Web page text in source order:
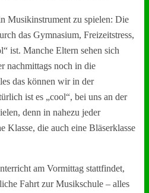
Musikinstrument zu spielen: Die
das Gymnasium, Freizeitstress,
ist. Manche Eltern sehen sich
nachmittags noch in die
das können wir in der
ist es „cool“, bei uns an der
denn in nahezu jeder
Klasse, die auch eine Bläserklasse
am Vormittag stattfindet,
Fahrt zur Musikschule – alles